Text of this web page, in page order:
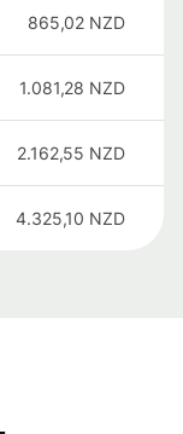
865,02 NZD
1.081,28 NZD
2.162,55 NZD
4.325,10 NZD